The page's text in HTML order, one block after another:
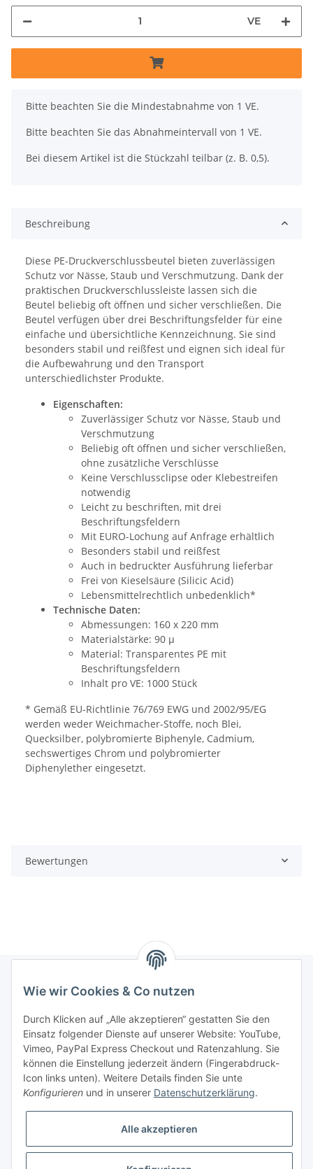
VE
x
Bitte beachten Sie die Mindestabnahme von 1 VE.
Bitte beachten Sie das Abnahmeintervall von 1 VE.
Bei diesem Artikel ist die Stückzahl teilbar (z. B. 0,5).
Beschreibung
Diese PE-Druckverschlussbeutel bieten zuverlässigen
Schutz vor Nässe, Staub und Verschmutzung. Dank der
praktischen Druckverschlussleiste lassen sich die
Beutel beliebig oft öffnen und sicher verschließen. Die
Beutel verfügen über drei Beschriftungsfelder für eine
einfache und übersichtliche Kennzeichnung. Sie sind
besonders stabil und reißfest und eignen sich ideal für
die Aufbewahrung und den Transport
unterschiedlichster Produkte.
Eigenschaften:
Zuverlässiger Schutz vor Nässe, Staub und
Verschmutzung
Beliebig oft öffnen und sicher verschließen,
ohne zusätzliche Verschlüsse
Keine Verschlussclipse oder Klebestreifen
notwendig
Leicht zu beschriften, mit drei
Beschriftungsfeldern
Mit EURO-Lochung auf Anfrage erhältlich
Besonders stabil und reißfest
Auch in bedruckter Ausführung lieferbar
Frei von Kieselsäure (Silicic Acid)
Lebensmittelrechtlich unbedenklich*
Technische Daten:
Abmessungen: 160 x 220 mm
Materialstärke: 90 µ
Material: Transparentes PE mit
Beschriftungsfeldern
Inhalt pro VE: 1000 Stück
* Gemäß EU-Richtlinie 76/769 EWG und 2002/95/EG
werden weder Weichmacher-Stoffe, noch Blei,
Quecksilber, polybromierte Biphenyle, Cadmium,
sechswertiges Chrom und polybromierter
Diphenylether eingesetzt.
Bewertungen
Gesetzliche Informationen
Vertrag widerrufen
Wie wir Cookies & Co nutzen
Durch Klicken auf „Alle akzeptieren“ gestatten Sie den
Einsatz folgender Dienste auf unserer Website: YouTube,
Vimeo, PayPal Express Checkout und Ratenzahlung. Sie
können die Einstellung jederzeit ändern (Fingerabdruck-
Icon links unten). Weitere Details finden Sie unte
Konfigurieren und in unserer Datenschutzerklärung.
Alle akzeptieren